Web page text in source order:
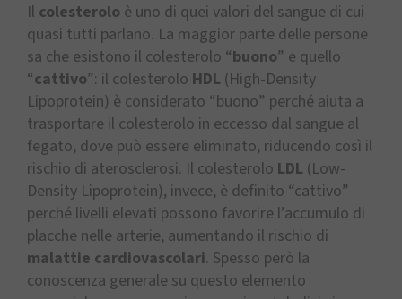
Il colesterolo è uno di quei valori del sangue di cui
quasi tutti parlano. La maggior parte delle persone
sa che esistono il colesterolo “buono” e quello
“cattivo”: il colesterolo HDL (High-Density
Lipoprotein) è considerato “buono” perché aiuta a
trasportare il colesterolo in eccesso dal sangue al
fegato, dove può essere eliminato, riducendo così il
rischio di aterosclerosi. Il colesterolo LDL (Low-
Density Lipoprotein), invece, è definito “cattivo”
perché livelli elevati possono favorire l’accumulo di
placche nelle arterie, aumentando il rischio di
malattie cardiovascolari. Spesso però la
conoscenza generale su questo elemento